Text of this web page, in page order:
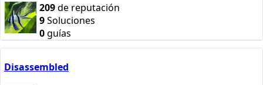
209de reputación
9Soluciones
0guías
Disassembled